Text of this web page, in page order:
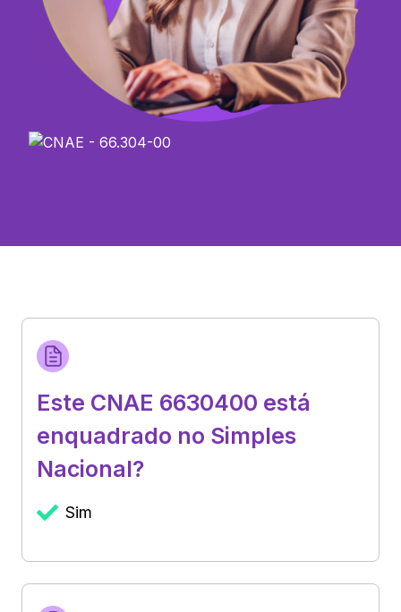
Este CNAE 6630400 está
enquadrado no Simples
Nacional?
Sim